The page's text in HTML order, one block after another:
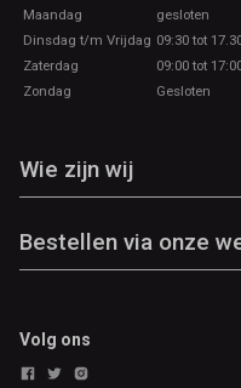
Maandag
gesloten
Dinsdag t/m Vrijdag 09:30 tot
Zaterdag
09:00 tot
Zondag
Gesloten
Wie zijn wij
Bestellen via onze
Volg ons